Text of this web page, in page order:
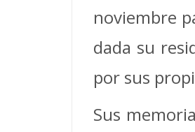
noviembre
dada su
por sus
Sus